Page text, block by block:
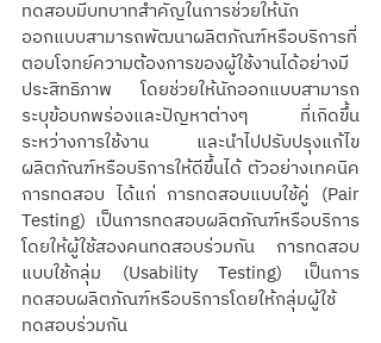
ทดสอบมีบทบาทสำคัญในการช่วยให้นัก
ออกแบบสามารถพัฒนาผลิตภัณฑ์หรือบริการที่
ตอบโจทย์ความต้องการของผู้ใช้งานได้อย่างมี
ประสิทธิภาพ โดยช่วยให้นักออกแบบสามารถ
ระบุข้อบกพร่องและปัญหาต่างๆ ที่เกิดขึ้น
ระหว่างการใช้งาน และนำไปปรับปรุงแก้ไข
ผลิตภัณฑ์หรือบริการให้ดีขึ้นได้ ตัวอย่างเทคนิค
การทดสอบ ได้แก่ การทดสอบแบบใช้คู่ (Pair
Testing) เป็นการทดสอบผลิตภัณฑ์หรือบริการ
โดยให้ผู้ใช้สองคนทดสอบร่วมกัน การทดสอบ
แบบใช้กลุ่ม (Usability Testing) เป็นการ
ทดสอบผลิตภัณฑ์หรือบริการโดยให้กลุ่มผู้ใช้
ทดสอบร่วมกัน